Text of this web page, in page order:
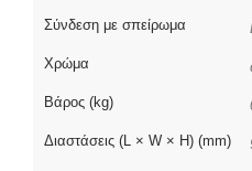
Σύνδεση με σπείρωμα
Χρώμα
Βάρος (kg)
Διαστάσεις (L × W × H) (mm)